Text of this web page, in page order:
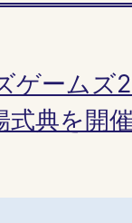
ゲームズ
式典を開